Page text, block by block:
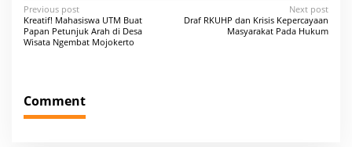
P
o
n
a
Previous post
Kreatif! Mahasiswa UTM Buat
Papan Petunjuk Arah di Desa
Wisata Ngembat Mojokerto
Next post
Draf RKUHP dan Krisis Kepercayaan
Masyarakat Pada Hukum
Comment